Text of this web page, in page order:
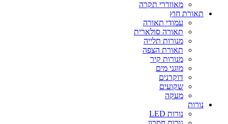
מאווררי תקרה
תאורת חוץ
עמודי תאורה
תאורה סולארית
מנורות תלייה
תאורת הצפה
מנורות קיר
מוגני מים
דוקרנים
שקועים
מעקה
נורות
נורות LED